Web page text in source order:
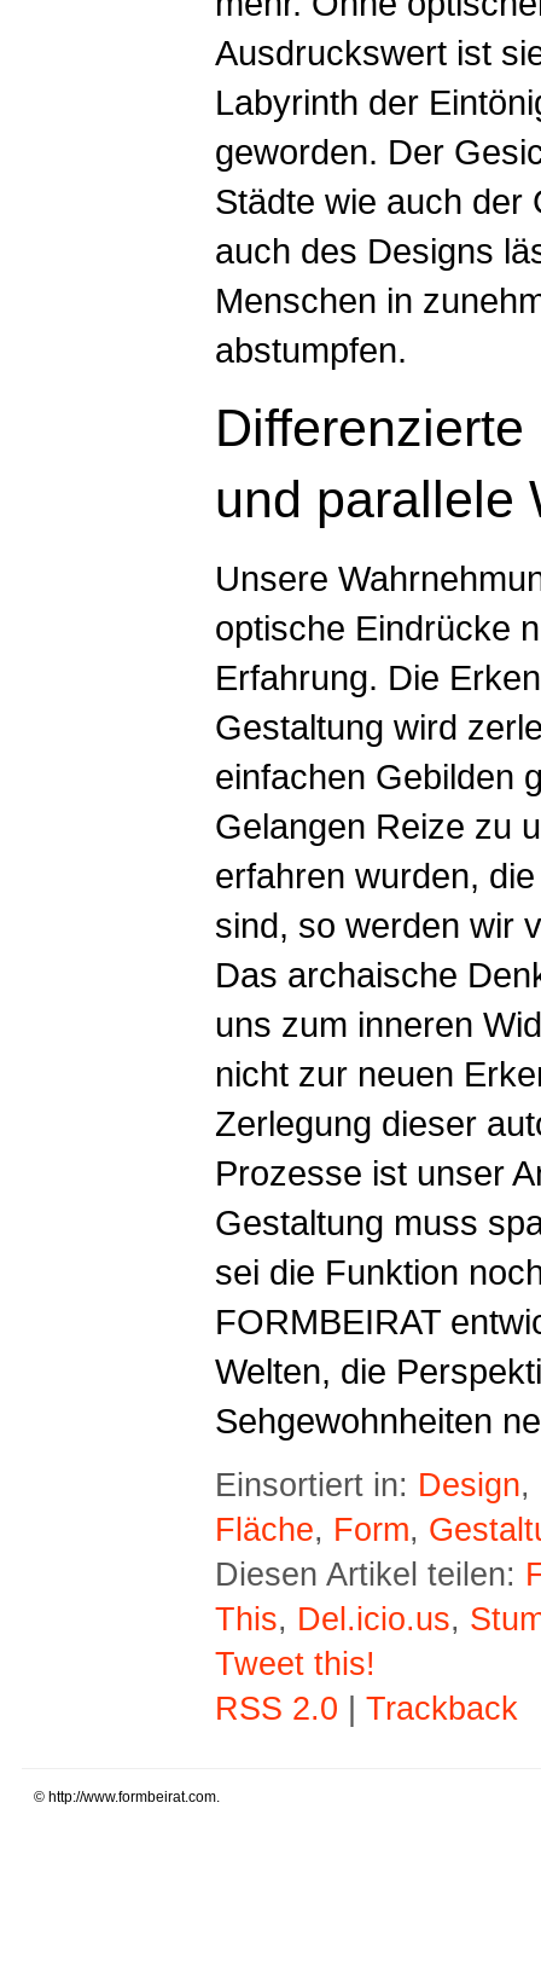
Ausdruckswert ist
Labyrinth der
geworden. Der
Städte wie auch der
auch des Designs
Menschen in
abstumpfen.
Differenzierte
und parallele
Unsere
optische Eindrücke
Erfahrung. Die
Gestaltung wird
einfachen Gebilden
Gelangen Reize zu
erfahren wurden,
sind, so werden wir
Das archaische
uns zum inneren
nicht zur neuen
Zerlegung dieser
Prozesse ist unser
Gestaltung muss
sei die Funktion
FORMBEIRAT
Welten, die
Sehgewohnheiten
Einsortiert in: Design,
Fläche, Form,
Diesen Artikel teilen:
This, Del.icio.us,
Tweet this!
RSS 2.0
Trackback
© http://www.formbeirat.com.